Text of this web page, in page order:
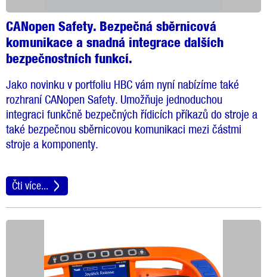
CANopen Safety. Bezpečná sběrnicová
komunikace a snadná integrace dalších
bezpečnostních funkcí.
Jako novinku v portfoliu HBC vám nyní nabízíme také
rozhraní CANopen Safety. Umožňuje jednoduchou
integraci funkčně bezpečných řídicích příkazů do stroje a
také bezpečnou sběrnicovou komunikaci mezi částmi
stroje a komponenty.
Čti více...